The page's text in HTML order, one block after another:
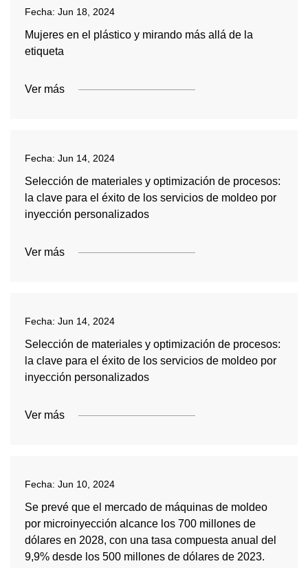
Fecha: Jun 18, 2024
Mujeres en el plástico y mirando más allá de la
etiqueta
Ver más
Fecha: Jun 14, 2024
Selección de materiales y optimización de procesos:
la clave para el éxito de los servicios de moldeo por
inyección personalizados
Ver más
Fecha: Jun 14, 2024
Selección de materiales y optimización de procesos:
la clave para el éxito de los servicios de moldeo por
inyección personalizados
Ver más
Fecha: Jun 10, 2024
Se prevé que el mercado de máquinas de moldeo
por microinyección alcance los 700 millones de
dólares en 2028, con una tasa compuesta anual del
9,9% desde los 500 millones de dólares de 2023.